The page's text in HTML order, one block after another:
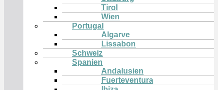
Tirol
Wien
Portugal
Algarve
Lissabon
Schweiz
Spanien
Andalusien
Fuerteventura